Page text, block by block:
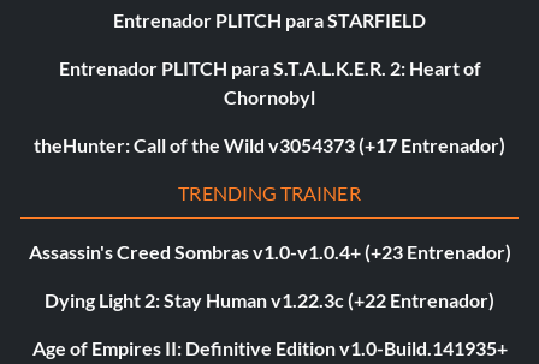
Entrenador PLITCH para STARFIELD
Entrenador PLITCH para S.T.A.L.K.E.R. 2: Heart of
Chornobyl
theHunter: Call of the Wild v3054373 (+17 Entrenador)
TRENDING TRAINER
Assassin's Creed Sombras v1.0-v1.0.4+ (+23 Entrenador)
Dying Light 2: Stay Human v1.22.3c (+22 Entrenador)
Age of Empires II: Definitive Edition v1.0-Build.141935+